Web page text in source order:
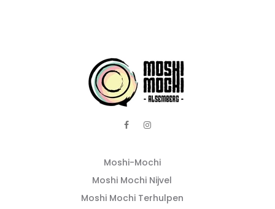
Moshi-Mochi
Moshi Mochi Nijvel
Moshi Mochi Terhulpen